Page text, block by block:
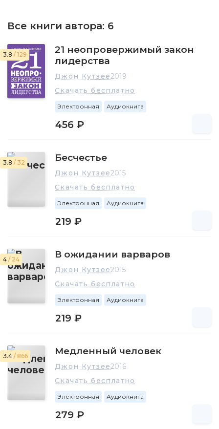
Все книги автора: 6
3.8 / 129
21 неопровержимый закон
лидерства
Джон Кутзее2019
Скачать бесплатно
Электронная Аудиокнига
456 ₽
3.8 / 32 Бесчестье
Джон Кутзее2015
Скачать бесплатно
Электронная Аудиокнига
219 ₽
4 / 24 В ожидании варваров
Джон Кутзее2015
Скачать бесплатно
Электронная Аудиокнига
219 ₽
3.4 / 866 Медленный человек
Джон Кутзее2016
Скачать бесплатно
Электронная Аудиокнига
279 ₽